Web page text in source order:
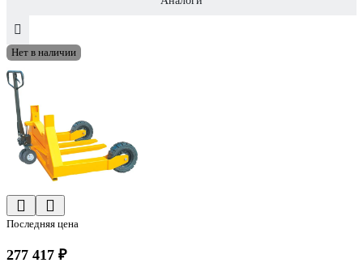
Нет в наличии
Последняя цена
277 417 ₽